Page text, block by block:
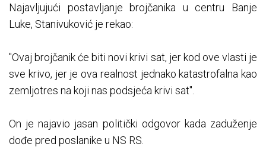
Najavljujući postavljanje brojčanika u centru Banje
Luke, Stanivuković je rekao:
"Ovaj brojčanik će biti novi krivi sat, jer kod ove vlasti je
sve krivo, jer je ova realnost jednako katastrofalna kao
zemljotres na koji nas podsjeća krivi sat".
On je najavio jasan politički odgovor kada zaduženje
dođe pred poslanike u NS RS.